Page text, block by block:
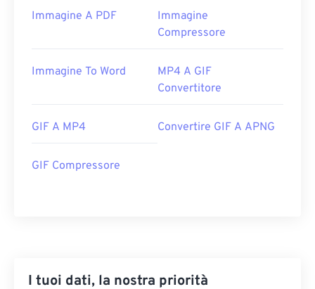
Immagine A PDF
Immagine
Compressore
Immagine To Word
MP4 A GIF
Convertitore
GIF A MP4 Convertire GIF A APNG
GIF Compressore
I tuoi dati, la nostra priorità